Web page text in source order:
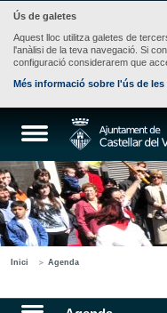
Ús de galetes
Aquest lloc utilitza galetes de
l'anàlisi de la teva navegació. Si
configuració considerarem que
Més informació sobre l'ús de les
Inici Agenda